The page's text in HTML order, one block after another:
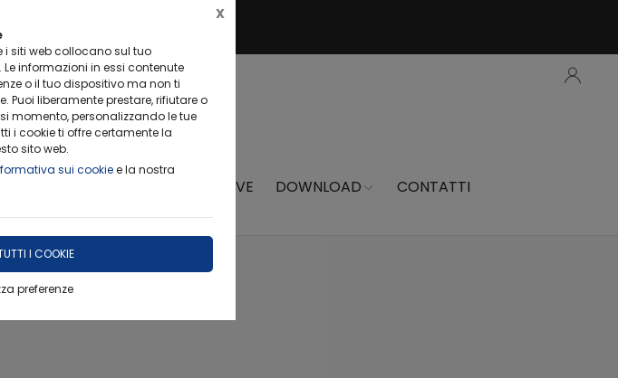
i siti web collocano sul tuo
informazioni in essi contenute
o il tuo dispositivo ma non ti
Puoi liberamente prestare, rifiutare o
momento, personalizzando le tue
i cookie ti offre certamente la
sito web.
sui cookiee la nostra
I COOKIE
preferenze
X
rimanere scottati
LETTERA DI RICHIESTA PROVE DOWNLOAD
CONTATTI